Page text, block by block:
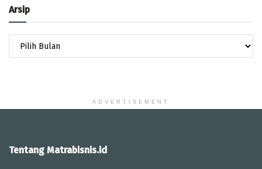
Arsip
Arsip
ADVERTISEMENT
Tentang Matrabisnis.id